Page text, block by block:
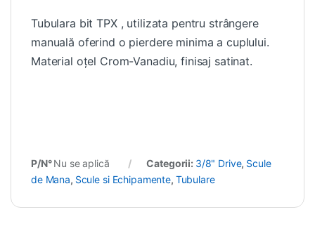
Tubulara bit TPX , utilizata pentru strângere
manuală oferind o pierdere minima a cuplului.
Material oțel Crom-Vanadiu, finisaj satinat.
P/N°Nu se aplică Categorii: 3/8" Drive, Scule
de Mana, Scule si Echipamente, Tubulare